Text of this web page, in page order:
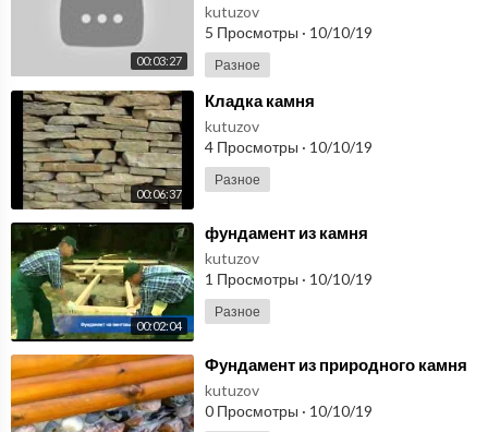
00:03:27
kutuzov
5 Просмотры · 10/10/19
Разное
00:06:37
⁣Кладка камня
kutuzov
4 Просмотры · 10/10/19
Разное
00:02:04
⁣фундамент из камня
kutuzov
1 Просмотры · 10/10/19
Разное
⁣Фундамент из природного камня
kutuzov
0 Просмотры · 10/10/19